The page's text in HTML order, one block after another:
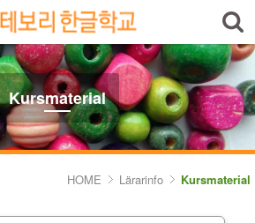
Kursmaterial
HOME Lärarinfo Kursmaterial